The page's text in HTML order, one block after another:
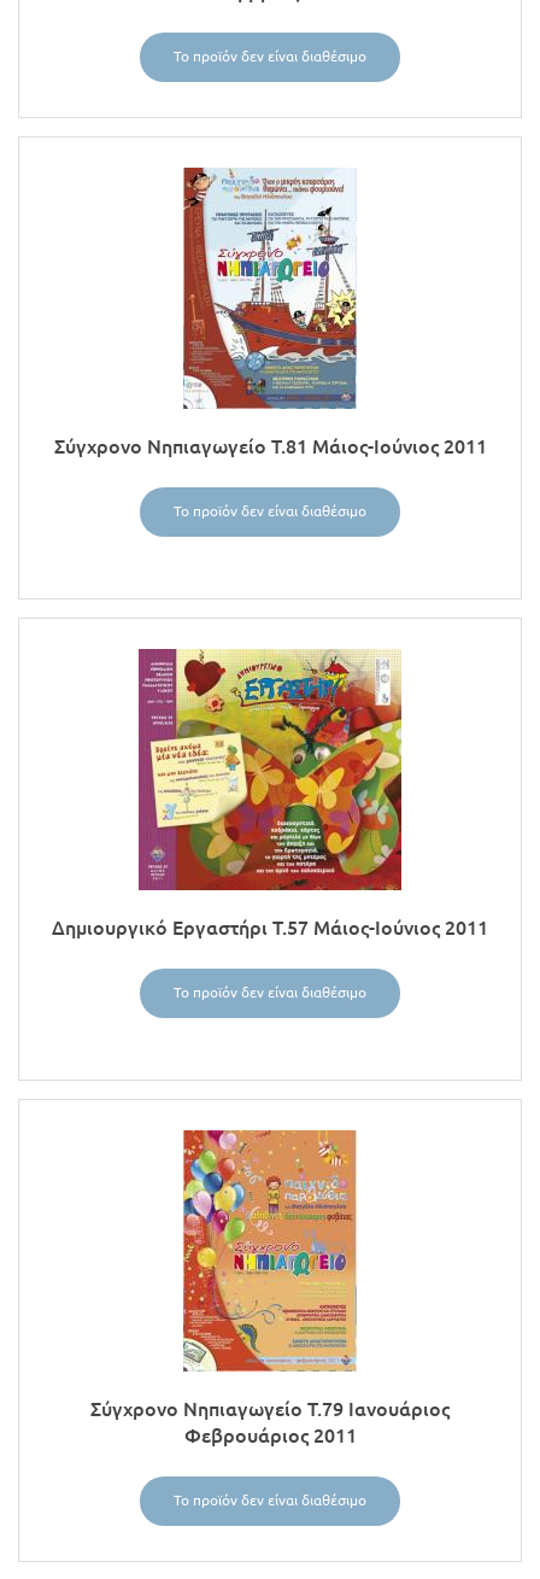
Το προϊόν δεν είναι διαθέσιμο
Σύγχρονο Νηπιαγωγείο Τ.81 Μάιος-Ιούνιος 2011
Το προϊόν δεν είναι διαθέσιμο
Δημιουργικό Εργαστήρι Τ.57 Μάιος-Ιούνιος 2011
Το προϊόν δεν είναι διαθέσιμο
Σύγχρονο Νηπιαγωγείο Τ.79 Ιανουάριος
Φεβρουάριος 2011
Το προϊόν δεν είναι διαθέσιμο